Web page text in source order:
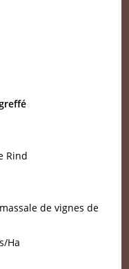
Rind
de vignes de
Ha